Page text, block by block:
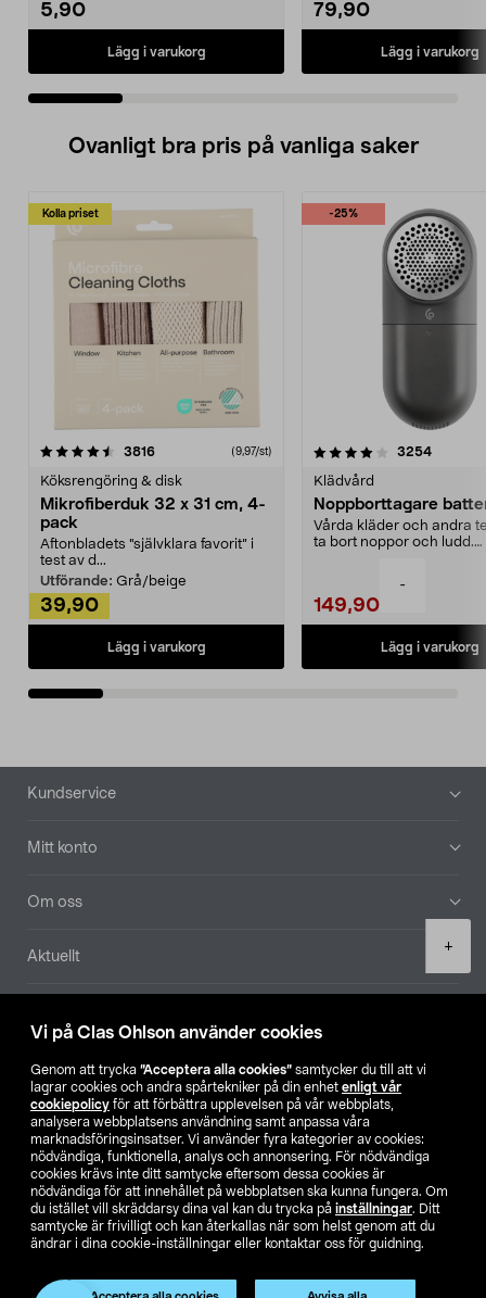
Vi på Clas Ohlson använder cookies
Genom att trycka ”Acceptera alla cookies” samtycker du till att vi
lagrar cookies och andra spårtekniker på din enhet enligt vår
cookiepolicy för att förbättra upplevelsen på vår webbplats,
analysera webbplatsens användning samt anpassa våra
marknadsföringsinsatser. Vi använder fyra kategorier av cookies:
nödvändiga, funktionella, analys och annonsering. För nödvändiga
cookies krävs inte ditt samtycke eftersom dessa cookies är
nödvändiga för att innehållet på webbplatsen ska kunna fungera. Om
du istället vill skräddarsy dina val kan du trycka på inställningar. Ditt
samtycke är frivilligt och kan återkallas när som helst genom att du
ändrar i dina cookie-inställningar eller kontaktar oss för guidning.
-
+
5,90
Lägg i varukorg
79,90
Lägg i varukorg
Ovanligt bra pris på vanliga saker
Kolla priset
3816recensioner (9,97/st)
Köksrengöring & disk
Mikrofiberduk 32 x 31 cm, 4-
pack
Aftonbladets "självklara favorit” i
test av d...
Utförande: Grå/beige
39,90
Lägg i varukorg
-25%
4.0av 5 stjärnor 3254
Klädvård
Noppborttagare
Vårda kläder och andra
ta bort noppor och ludd.
149,90
Lägg i varukorg
4.5av 5 stjärnor
Sidfot
Kundservice
Mitt konto
Om oss
Aktuellt
Hitta butik
SE NO FI
Ändra till priser exklusive moms